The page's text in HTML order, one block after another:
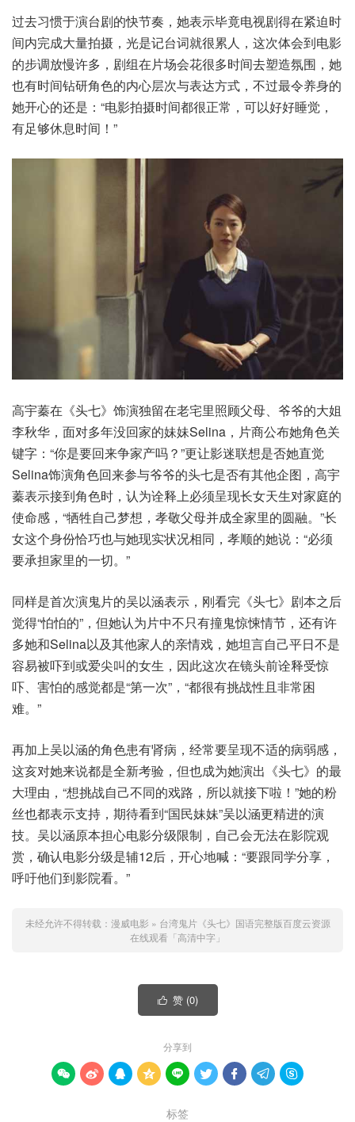
过去习惯于演台剧的快节奏，她表示毕竟电视剧得在紧迫时
间内完成大量拍摄，光是记台词就很累人，这次体会到电影
的步调放慢许多，剧组在片场会花很多时间去塑造氛围，她
也有时间钻研角色的内心层次与表达方式，不过最令养身的
她开心的还是：“电影拍摄时间都很正常，可以好好睡觉，
有足够休息时间！”
高宇蓁在《头七》饰演独留在老宅里照顾父母、爷爷的大姐
李秋华，面对多年没回家的妹妹Selina，片商公布她角色关
键字：“你是要回来争家产吗？”更让影迷联想是否她直觉
Selina饰演角色回来参与爷爷的头七是否有其他企图，高宇
蓁表示接到角色时，认为诠释上必须呈现长女天生对家庭的
使命感，“牺牲自己梦想，孝敬父母并成全家里的圆融。”长
女这个身份恰巧也与她现实状况相同，孝顺的她说：“必须
要承担家里的一切。”
同样是首次演鬼片的吴以涵表示，刚看完《头七》剧本之后
觉得“怕怕的”，但她认为片中不只有撞鬼惊悚情节，还有许
多她和Selina以及其他家人的亲情戏，她坦言自己平日不是
容易被吓到或爱尖叫的女生，因此这次在镜头前诠释受惊
吓、害怕的感觉都是“第一次”，“都很有挑战性且非常困
难。”
再加上吴以涵的角色患有肾病，经常要呈现不适的病弱感，
这亥对她来说都是全新考验，但也成为她演出《头七》的最
大理由，“想挑战自己不同的戏路，所以就接下啦！”她的粉
丝也都表示支持，期待看到“国民妹妹”吴以涵更精进的演
技。吴以涵原本担心电影分级限制，自己会无法在影院观
赏，确认电影分级是辅12后，开心地喊：“要跟同学分享，
呼吁他们到影院看。”
未经允许不得转载： 漫威电影 » 台湾鬼片《头七》国语完整版百度云资源
在线观看「高清中字」
 赞 (0)
分享到
        
标签